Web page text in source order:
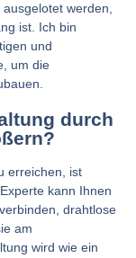
werden,
ist. Ich bin
und
um die
durch
erreichen, ist
kann Ihnen
drahtlose
am
wird wie ein